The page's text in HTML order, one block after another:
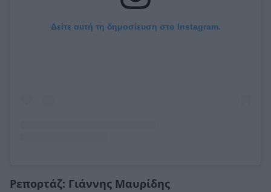
Δείτε αυτή τη δημοσίευση στο Instagram.
Ρεπορτάζ: Γιάννης Μαυρίδης